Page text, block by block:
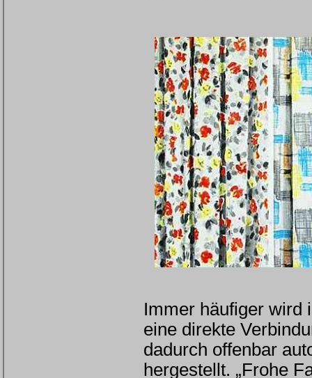
Immer häufiger wird
eine direkte
dadurch offenbar
hergestellt. „Frohe